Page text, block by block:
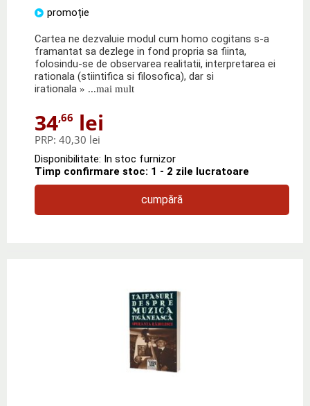
promoție
Cartea ne dezvaluie modul cum homo cogitans s-a
framantat sa dezlege in fond propria sa fiinta,
folosindu-se de observarea realitatii, interpretarea ei
rationala (stiintifica si filosofica), dar si
irationala » ...mai mult
34,66 lei
PRP: 40,30 lei
Disponibilitate: In stoc furnizor
Timp confirmare stoc: 1 - 2 zile lucratoare
cumpără